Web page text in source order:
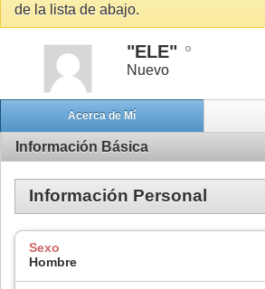
de la lista de abajo.
"ELE"
Nuevo
Acerca de Mí
Información Básica
Información Personal
Sexo
Hombre